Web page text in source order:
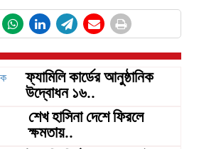
ফ্যামিলি কার্ডের আনুষ্ঠানিক
উদ্বোধন ১৬..
শেখ হাসিনা দেশে ফিরলে
ক্ষমতায়..